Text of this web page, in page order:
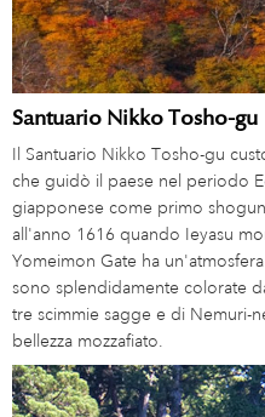
Santuario Nikko Tosho-gu
Il Santuario Nikko Tosho-gu
che guidò il paese nel periodo
giapponese come primo
all'anno 1616 quando Ieyasu
Yomeimon Gate ha
sono splendidamente colorate
tre scimmie sagge e di Nemuri-
bellezza mozzafiato.